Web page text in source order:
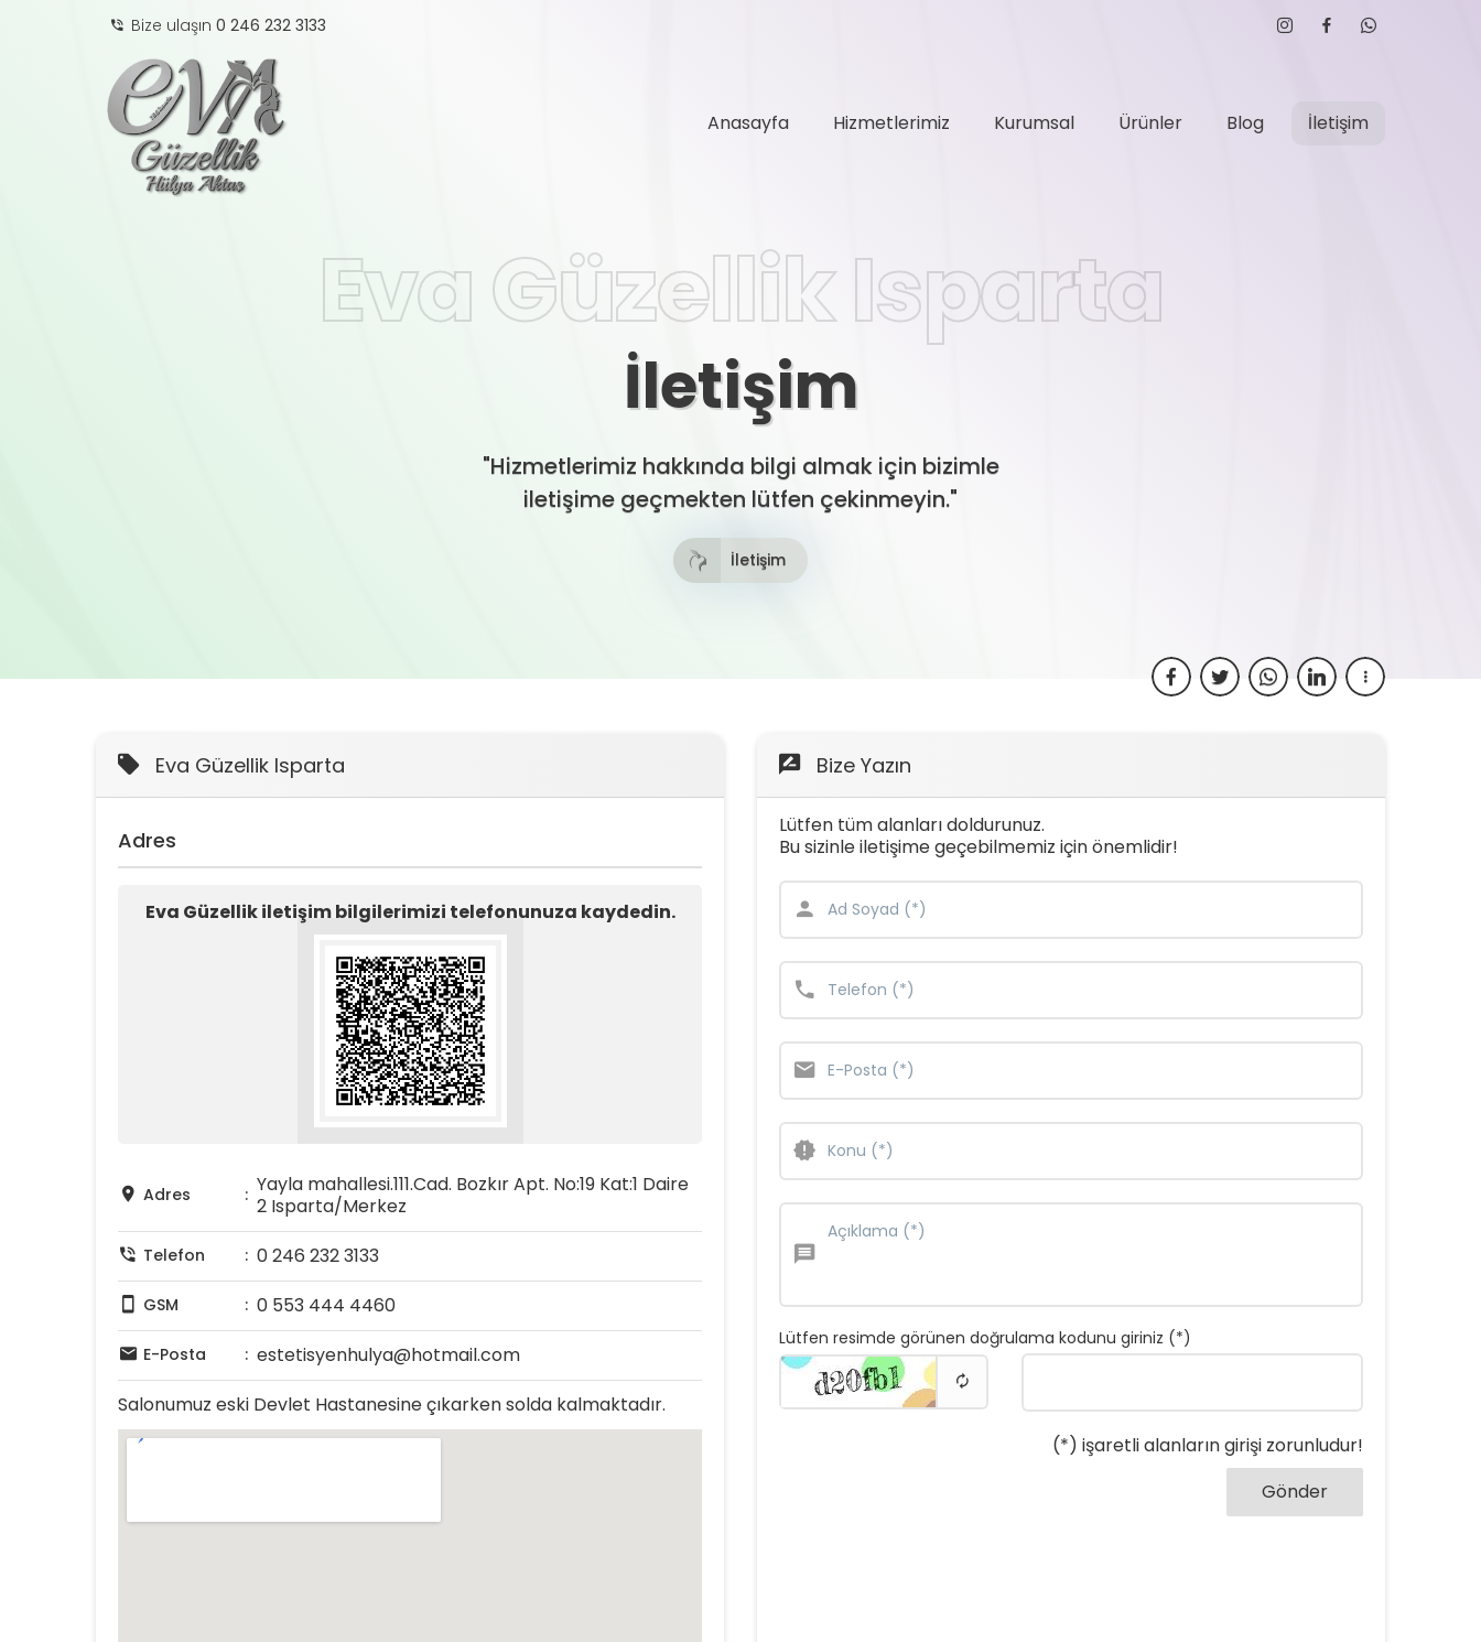
Bize ulaşın 0 246 232 3133
Anasayfa Hizmetlerimiz Kurumsal Ürünler Blog İletişim
Eva Güzellik Isparta
İletişim
"Hizmetlerimiz hakkında bilgi almak için bizimle
iletişime geçmekten lütfen çekinmeyin."
İletişim
Eva Güzellik Isparta
Adres
Eva Güzellik iletişim bilgilerimizi telefonunuza kaydedin.
Adres
Yayla mahallesi.111.Cad. Bozkır Apt. No:19 Kat:1 Daire
2 Isparta/Merkez
Telefon 0 246 232 3133
GSM 0 553 444 4460
E-Posta
estetisyenhulya@hotmail.com
Salonumuz eski Devlet Hastanesine çıkarken solda kalmaktadır.
Bize Yazın
Lütfen tüm alanları doldurunuz.
Bu sizinle iletişime geçebilmemiz için önemlidir!
Lütfen resimde görünen doğrulama kodunu giriniz (*)
(*) işaretli alanların girişi zorunludur!
Gönder